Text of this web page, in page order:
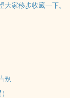
句:王侯将相，宁有
西遁，楼船东渡。
？
。身为秦吏，又当
家移步收藏一下。
别